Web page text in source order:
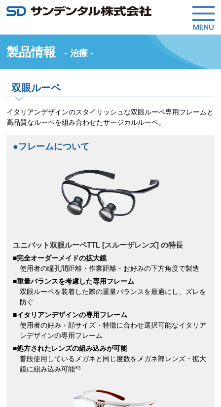
製品情報 - 治療 -
双眼ルーペ
イタリアンデザインのスタイリッシュな双眼ルーペ専用フレームと
高品質なルーペを組み合わせたサージカルルーペ。
●フレームについて
ユニバット双眼ルーペTTL [スルーザレンズ] の特長
■完全オーダーメイドの拡大鏡
使用者の瞳孔間距離・作業距離・お好みの下方角度で製造
■重量バランスを考慮した専用フレーム
双眼ルーペを装着した際の重量バランスを最適にし、ズレを
防ぐ
■イタリアンデザインの専用フレーム
使用者の好み・顔サイズ・特徴に合わせ選択可能なイタリア
ンデザインの専用フレーム
■処方されたレンズの組み込みが可能
普段使用しているメガネと同じ度数をメガネ部レンズ・拡大
鏡に組み込み可能※3